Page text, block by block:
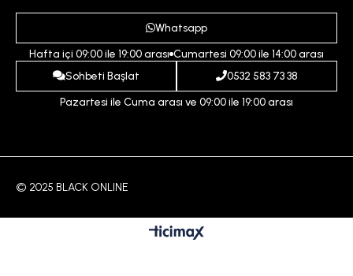
Ödeme ve Teslimat Koşulları
İptal ve İade Koşulları
İndirim
Whatsapp
Hafta içi 09:00 ile 19:00 arası Cumartesi 09:00 ile 14:00 arası
Sohbeti Başlat
0532 583 73 38
Pazartesi ile Cuma arası ve 09:00 ile 19:00 arası
© 2025 BLACK ONLINE